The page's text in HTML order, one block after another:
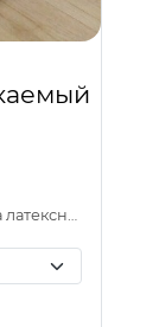
Трикотажное полотно на латексной основе